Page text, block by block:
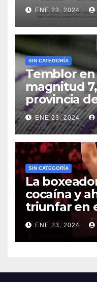
ENE 23, 2024
SIN CATEGORÍA
Temblor en
magnitud
provincia
ENE 23, 2024
SIN CATEGORÍA
La
cocaína y
triunfar en
ENE 23, 2024